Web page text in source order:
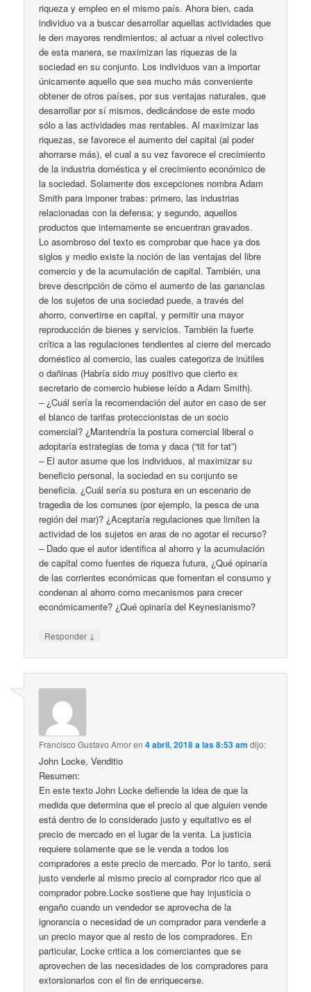
riqueza y empleo en el mismo país. Ahora bien, cada
individuo va a buscar desarrollar aquellas actividades que
le den mayores rendimientos; al actuar a nivel colectivo
de esta manera, se maximizan las riquezas de la
sociedad en su conjunto. Los individuos van a importar
únicamente aquello que sea mucho más conveniente
obtener de otros países, por sus ventajas naturales, que
desarrollar por sí mismos, dedicándose de este modo
sólo a las actividades mas rentables. Al maximizar las
riquezas, se favorece el aumento del capital (al poder
ahorrarse más), el cual a su vez favorece el crecimiento
de la industria doméstica y el crecimiento económico de
la sociedad. Solamente dos excepciones nombra Adam
Smith para imponer trabas: primero, las industrias
relacionadas con la defensa; y segundo, aquellos
productos que internamente se encuentran gravados.
Lo asombroso del texto es comprobar que hace ya dos
siglos y medio existe la noción de las ventajas del libre
comercio y de la acumulación de capital. También, una
breve descripción de cómo el aumento de las ganancias
de los sujetos de una sociedad puede, a través del
ahorro, convertirse en capital, y permitir una mayor
reproducción de bienes y servicios. También la fuerte
crítica a las regulaciones tendientes al cierre del mercado
doméstico al comercio, las cuales categoriza de inútiles
o dañinas (Habría sido muy positivo que cierto ex
secretario de comercio hubiese leído a Adam Smith).
– ¿Cuál sería la recomendación del autor en caso de ser
el blanco de tarifas proteccionistas de un socio
comercial? ¿Mantendría la postura comercial liberal o
adoptaría estrategias de toma y daca (“tit for tat”)
– El autor asume que los individuos, al maximizar su
beneficio personal, la sociedad en su conjunto se
beneficia. ¿Cuál sería su postura en un escenario de
tragedia de los comunes (por ejemplo, la pesca de una
región del mar)? ¿Aceptaría regulaciones que limiten la
actividad de los sujetos en aras de no agotar el recurso?
– Dado que el autor identifica al ahorro y la acumulación
de capital como fuentes de riqueza futura, ¿Qué opinaría
de las corrientes económicas que fomentan el consumo y
condenan al ahorro como mecanismos para crecer
económicamente? ¿Qué opinaría del Keynesianismo?
Responder ↓
Francisco Gustavo Amoren4 abril, 2018 a las 8:53 am dijo:
John Locke, Venditio
Resumen:
En este texto John Locke defiende la idea de que la
medida que determina que el precio al que alguien vende
está dentro de lo considerado justo y equitativo es el
precio de mercado en el lugar de la venta. La justicia
requiere solamente que se le venda a todos los
compradores a este precio de mercado. Por lo tanto, será
justo venderle al mismo precio al comprador rico que al
comprador pobre.Locke sostiene que hay injusticia o
engaño cuando un vendedor se aprovecha de la
ignorancia o necesidad de un comprador para venderle a
un precio mayor que al resto de los compradores. En
particular, Locke critica a los comerciantes que se
aprovechen de las necesidades de los compradores para
extorsionarlos con el fin de enriquecerse.